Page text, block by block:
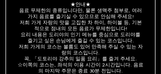
★안내★
음료 무제한의 종류입니다만, 물론 생맥주 첨부로, 여러
가지 음료를 즐기실 수 있으므로 안심해 주세요!
저희 가게 자랑의 맛을 고집한 차 하이, 하이볼 등, 기본
적으로 점내의 모든 음료가 무제한입니다!
요리 내용은 도리야의 인기 메뉴를 중심으로 도리야를
즐기고 싶은 손님에게 즐길 수 있는 코스입니다.
저희 가게의 코스는 볼륨도 있어 만족해 주실 수 있는 자
랑의 코스입니다.
꼭, 「도토리야 강추의 일품 요리」를 즐겨 주세요.
☆이쪽의 코스는, 좌석의 이용 시간이 2시간입니다. 음료
의 마지막 주문은 종료 30분 전입니다.